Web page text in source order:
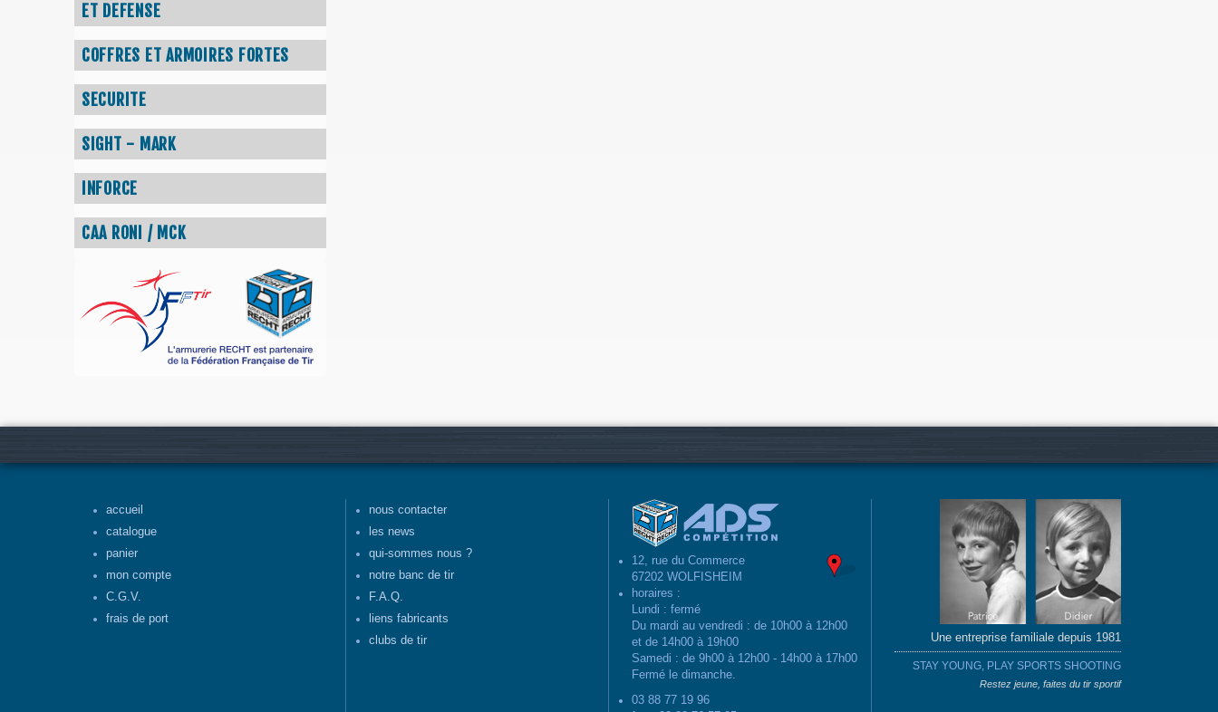
ET DEFENSE
COFFRES ET ARMOIRES FORTES
SECURITE
SIGHT - MARK
INFORCE
CAA RONI / MCK
accueil
catalogue
panier
mon compte
C.G.V.
frais de port
nous contacter
les news
qui-sommes nous ?
notre banc de tir
F.A.Q.
liens fabricants
clubs de tir
12, rue du Commerce
67202 WOLFISHEIM
horaires :
Lundi : fermé
Du mardi au vendredi : de 10h00 à 12h00
et de 14h00 à 19h00
Samedi : de 9h00 à 12h00 - 14h00 à 17h00
Fermé le dimanche.
03 88 77 19 96
Une entreprise familiale depuis 1981
STAY YOUNG, PLAY SPORTS SHOOTING
Restez jeune, faites du tir sportif